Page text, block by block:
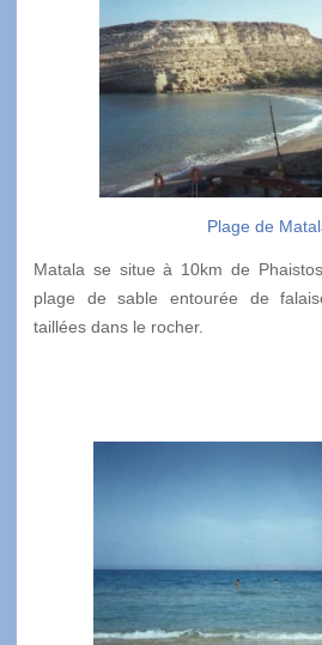
Plage de
Matala se situe à 10km de
plage de sable entourée de
taillées dans le rocher.